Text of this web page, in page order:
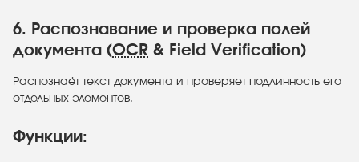
6. Распознавание и проверка полей
документа (OCR & Field Verification)
Распознаёт текст документа и проверяет подлинность его
отдельных элементов.
Функции: